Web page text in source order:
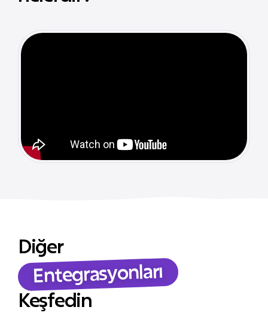
Diğer
Entegrasyonları
Keşfedin